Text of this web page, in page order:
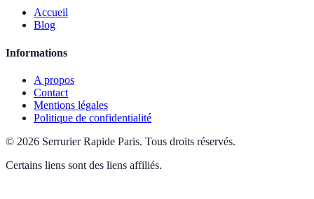
Accueil
Blog
Informations
A propos
Contact
Mentions légales
Politique de confidentialité
© 2026 Serrurier Rapide Paris. Tous droits réservés.
Certains liens sont des liens affiliés.